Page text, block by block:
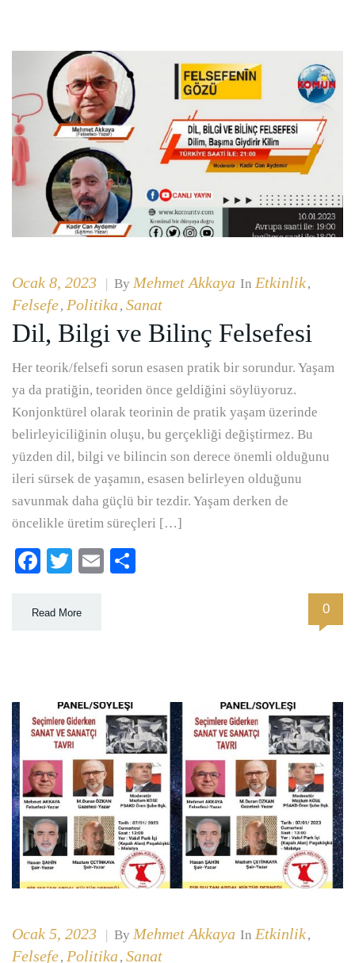
Ocak 8, 2023 By Mehmet Akkaya In Etkinlik,
Felsefe, Politika, Sanat
Dil, Bilgi ve Bilinç Felsefesi
Her teorik/felsefi sorun esasen pratik bir sorundur. Yaşam
ya da pratiğin, teoriden önce geldiğini söylüyoruz.
Konjonktürel olarak teorinin de pratik yaşam üzerinde
belirleyiciliğinin oluşu, bu gerçekliği değiştirmez. Bu
yüzden dil, bilgi ve bilincin son derece önemli olduğunu
ileri sürsek de yaşamın, esasen belirleyen olduğunu
savunmak daha güçlü bir tezdir. Yaşam derken de
öncelikle üretim süreçleri […]
Facebook
TwitterEmail
Read More 0
Ocak 5, 2023 By Mehmet Akkaya In Etkinlik,
Felsefe, Politika, Sanat